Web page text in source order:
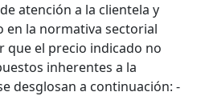
atención a la clientela y
en la normativa sectorial
que el precio indicado no
inherentes a la
desglosan a continuación: -